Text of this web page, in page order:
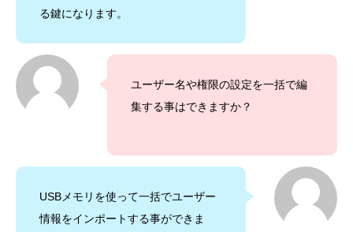
る鍵になります。
ユーザー名や権限の設定を一括で編
集する事はできますか？
USBメモリを使って一括でユーザー
情報をインポートする事ができま